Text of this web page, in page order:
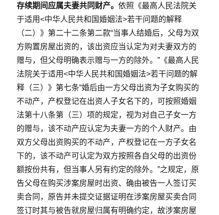
存续期间应属夫妻共同财产。依照《最高人民法院关
于适用<中华人民共和国婚姻法>若干问题的解释
（二）》第二十二条第二款“当事人结婚后，父母为双
方购置房屋出资的，该出资应当认定为对夫妻双方的
赠与，但父母明确表示赠与一方的除外。”《最高人民
法院关于适用<中华人民共和国婚姻法>若干问题的解
释（三）》第七条“婚后由一方父母出资为子女购买的
不动产，产权登记在出资人子女名下的，可按照婚姻
法第十八条第（三）项的规定，视为对自己子女一方
的赠与，该不动产应认定为夫妻一方的个人财产。由
双方父母出资购买的不动产，产权登记在一方子女名
下的，该不动产可认定为双方按照各自父母的出资份
额按份共有，但当事人另有约定的除外。”之规定，原
告父母在购买涉案房屋时出资、确由被告一人签订买
卖合同，原告并未提交证据证明在涉案房屋买卖合同
签订时其与被告就房屋归属有明确约定，故涉案房屋